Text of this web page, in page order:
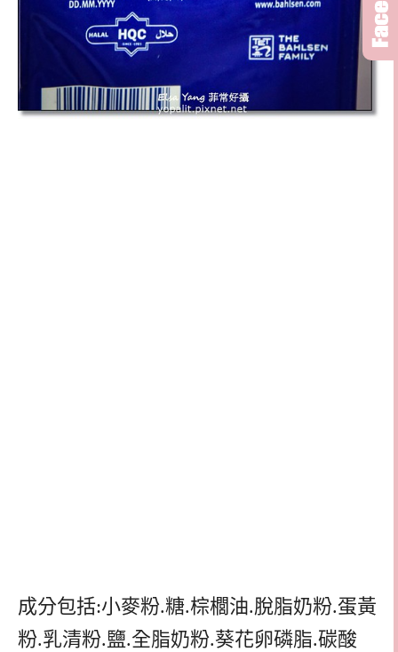
成分包括:小麥粉.糖.棕櫚油.脫脂奶粉.蛋黃
粉.乳清粉.鹽.全脂奶粉.葵花卵磷脂.碳酸